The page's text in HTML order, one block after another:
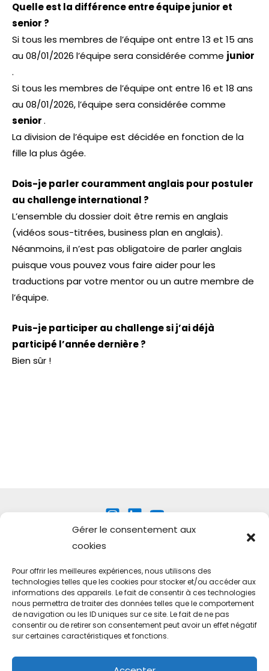
Gérer le consentement aux
cookies
Pour offrir les meilleures expériences, nous utilisons des
technologies telles que les cookies pour stocker et/ou accéder aux
informations des appareils. Le fait de consentir à ces technologies
nous permettra de traiter des données telles que le comportement
de navigation ou les ID uniques sur ce site. Le fait de ne pas
consentir ou de retirer son consentement peut avoir un effet négatif
sur certaines caractéristiques et fonctions.
Quelle est la différence entre équipe junior et
senior ?
Si tous les membres de l’équipe ont entre 13 et 15 ans
au 08/01/2026 l’équipe sera considérée comme junior
.
Si tous les membres de l’équipe ont entre 16 et 18 ans
au 08/01/2026, l’équipe sera considérée comme
senior.
La division de l’équipe est décidée en fonction de la
fille la plus âgée.
Dois-je parler couramment anglais pour postuler
au challenge international ?
L’ensemble du dossier doit être remis en anglais
(vidéos sous-titrées, business plan en anglais).
Néanmoins, il n’est pas obligatoire de parler anglais
puisque vous pouvez vous faire aider pour les
traductions par votre mentor ou un autre membre de
l’équipe.
Puis-je participer au challenge si j’ai déjà
participé l’année dernière ?
Bien sûr !
Technovation international
FAQ
Conditions générales
Mentions légales
Politique de confidentialité